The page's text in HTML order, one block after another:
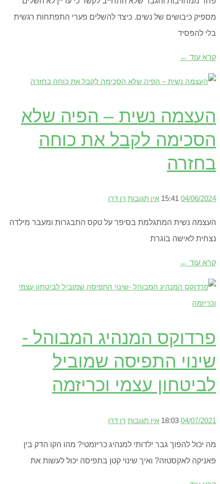
מספיק כיבושים של נשים. כיצד להשלים פערי התפתחות רגשית
בלי להפסיד
קרא עוד ←
העצמה נשית – הפיה שלא
הסכימה לקבל את כוחה
בחזרה
04/06/2024
15:41 אין תגובות רן דרן
העצמה נשית המתגלמת בסיפר על טקס התבגרות ומעבר מילדה
נצחית לאישה בוגרת
קרא עוד ←
פרדוקס המנהיג המבוהל -
שינוי התפיסה שמוביל
לביטחון עצמי וכריזמה
04/07/2021
18:03 אין תגובות רן דרן
מה יכול להפוך גבר ילדותי למנהיג כריזמטי? מהו הקו הדק בין
פאניקה לאקסטזה? ואיך שינוי קטן בתפיסה יכול לעשות את